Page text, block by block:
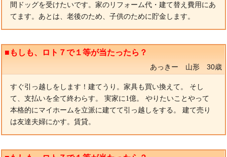
間ドッグを受けたいです。家のリフォーム代・建て替え費用にあ
てます。あとは、老後のため、子供のために貯金します。
■もしも、ロト７で１等が当たったら？
あっきー 山形 30歳
すぐ引っ越しをします！建てうり。家具も買い換えて。 そし
て、支払いを全て終わらす。 実家に1億。 やりたいことやって
本格的にマイホームを立派に建てて引っ越しをする。 建て売り
は友達夫婦にかす。賃貸。